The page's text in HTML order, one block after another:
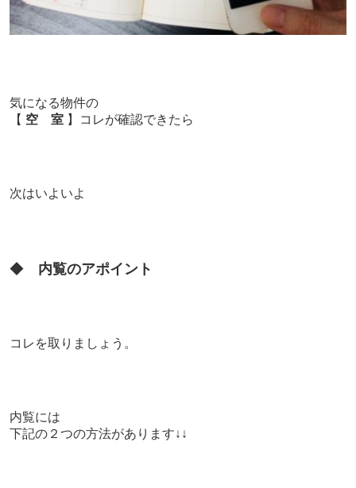
気になる物件の
【 空 室】コレが確認できたら
次はいよいよ
◆ 内覧のアポイント
コレを取りましょう。
内覧には
下記の２つの方法があります↓↓